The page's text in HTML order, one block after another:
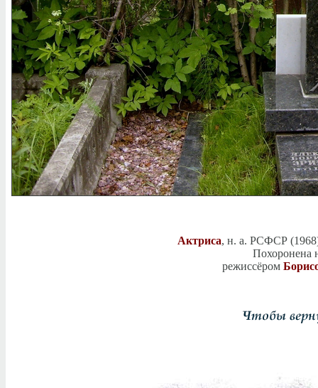
Актриса, н. а. РСФСР
Похоронена
режиссёром